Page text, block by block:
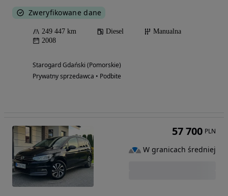
Zweryfikowane dane
249 447 km Diesel
Manualna
2008
Starogard Gdański (Pomorskie)
Prywatny sprzedawca • Podbite
57 700 PLN
W granicach średniej